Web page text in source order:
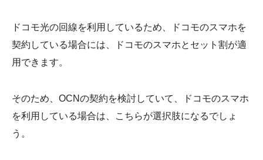
ドコモ光の回線を利用しているため、ドコモのスマホを
契約している場合には、ドコモのスマホとセット割が適
用できます。
そのため、OCNの契約を検討していて、ドコモのスマホ
を利用している場合は、こちらが選択肢になるでしょ
う。